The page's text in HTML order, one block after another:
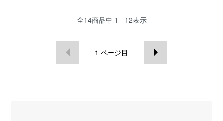
全14商品中 1 - 12表示
1 ページ目